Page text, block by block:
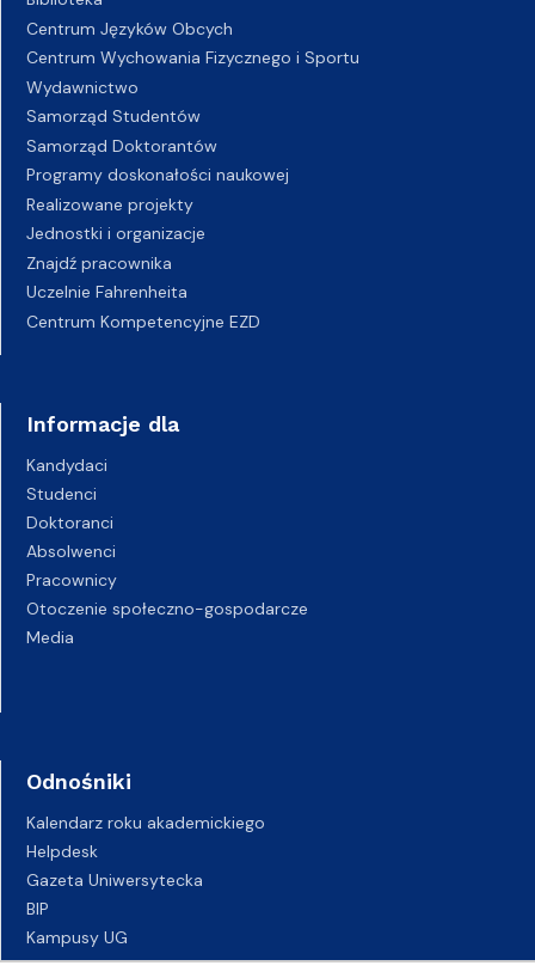
Centrum Języków Obcych
Centrum Wychowania Fizycznego i Sportu
Wydawnictwo
Samorząd Studentów
Samorząd Doktorantów
Programy doskonałości naukowej
Realizowane projekty
Jednostki i organizacje
Znajdź pracownika
Uczelnie Fahrenheita
Centrum Kompetencyjne EZD
Informacje dla
Kandydaci
Studenci
Doktoranci
Absolwenci
Pracownicy
Otoczenie społeczno-gospodarcze
Media
Odnośniki
Kalendarz roku akademickiego
Helpdesk
Gazeta Uniwersytecka
BIP
Kampusy UG
Biuro Karier UG